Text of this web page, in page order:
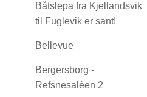
Båtslepa fra Kjellandsvik
til Fuglevik er sant!
Bellevue
Bergersborg -
Refsnesalèen 2